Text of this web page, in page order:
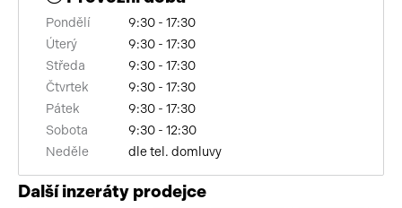
Pondělí
9:30 - 17:30
Úterý
9:30 - 17:30
Středa
9:30 - 17:30
Čtvrtek
9:30 - 17:30
Pátek
9:30 - 17:30
Sobota
9:30 - 12:30
Neděle
dle tel. domluvy
Další inzeráty prodejce